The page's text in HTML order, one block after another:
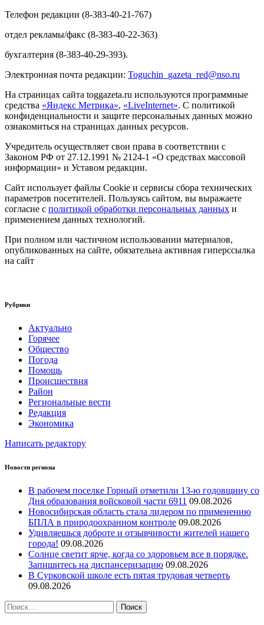
Телефон редакции (8-383-40-21-767)
отдел рекламы/факс (8-383-40-22-363)
бухгалтерия (8-383-40-29-393).
Электронная почта редакции: Toguchin gazeta red@nso.ru
На страницах сайта toggazeta.ru используются программные
средства «Яндекс Метрика», «LiveInternet». С политикой
конфиденциальности и защите персональных данных можно
ознакомиться на страницах данных ресурсов.
Учредитель осуществляет свои права в соответствии с
Законом РФ от 27.12.1991 № 2124-1 «О средствах массовой
информации» и Уставом редакции.
Сайт использует файлы Cookie и сервисы сбора технических
параметров посетителей. Пользуясь сайтом, вы выражаете
согласие с политикой обработки персональных данных и
применением данных технологий.
При полном или частичном использовании материалов,
опубликованных на сайте, обязательна активная гиперссылка
на сайт
Рубрики
Актуально
Горячее
Общество
Погода
Помощь
Происшествия
Район
Региональные вести
Редакция
Экономика
Написать редактору
Новости региона
В рабочем поселке Горный отметили 13-ю годовщину со
Дня образования войсковой части 6911 09.08.2026
Новосибирская область стала лидером по применению
БПЛА в природоохранном контроле 09.08.2026
Удивляешься доброте и отзывчивости жителей нашего
города! 09.08.2026
Солнце светит ярче, когда со здоровьем все в порядке.
Запишитесь на диспансеризацию 09.08.2026
В Сурковской школе есть пятая трудовая четверть
09.08.2026
Найти: